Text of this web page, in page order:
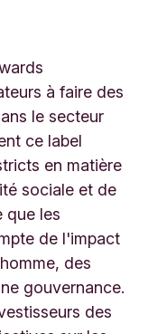
à faire des
le secteur
ce label
en matière
sociale et de
que les
de l'impact
des
gouvernance.
des